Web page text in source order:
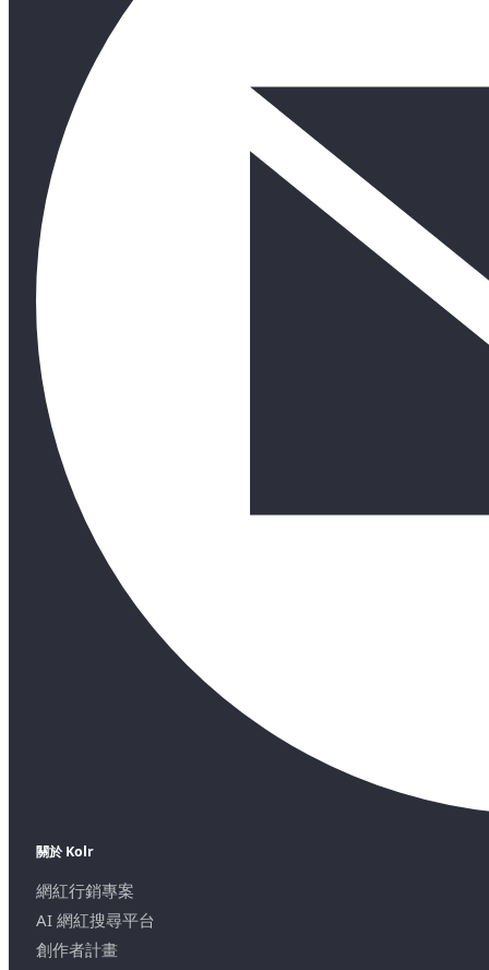
關於 Kolr
網紅行銷專案
AI 網紅搜尋平台
創作者計畫